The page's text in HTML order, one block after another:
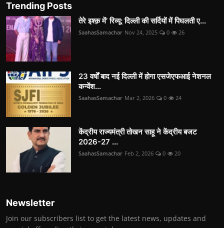
Trending Posts
तेरे इश्क़ में’ रिव्यू: दिल्ली की सर्दियों में पिघलती ए...
SaahasSamachar Nov 24, 2025 0 26
23 वर्षों बाद नई दिल्ली में होगा एसजेएफआई नेशनल
कन्वेंश...
SaahasSamachar Mar 2, 2026 0 24
केंद्रीय राज्यमंत्री तोखन साहू ने केंद्रीय बजट
2026-27 ...
SaahasSamachar Feb 2, 2026 0 20
Newsletter
Join our subscribers list to get the latest news, updates and